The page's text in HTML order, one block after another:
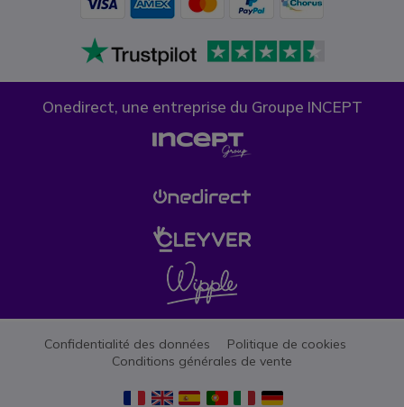
Onedirect, une entreprise du Groupe INCEPT
Confidentialité des données
Politique de cookies
Conditions générales de vente